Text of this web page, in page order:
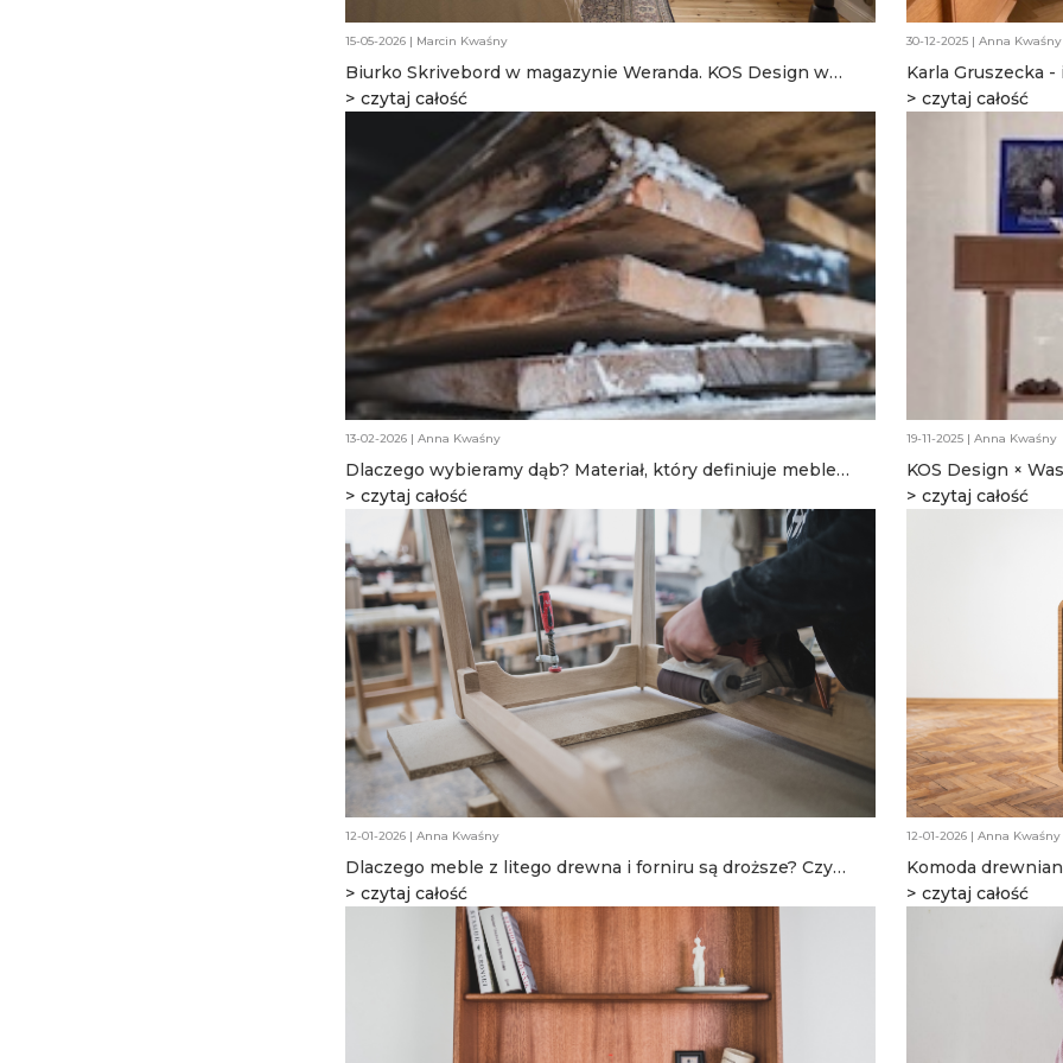
15-05-2026 | Marcin Kwaśny
Biurko Skrivebord w magazynie Weranda. KOS Design w
wyjątkowym wnętrzu we Wrocławiu
czytaj całość
30-12-2025 | Anna Kwaśny
Karla Gruszecka
od KOS Design
czytaj całość
13-02-2026 | Anna Kwaśny
Dlaczego wybieramy dąb? Materiał, który definiuje meble
KOS Design
czytaj całość
19-11-2025 | Anna Kwaśny
KOS Design ×
czytaj całość
12-01-2026 | Anna Kwaśny
Dlaczego meble z litego drewna i forniru są droższe? Czy
warto?
czytaj całość
12-01-2026 | Anna Kwaśny
Komoda
znać przed
czytaj całość